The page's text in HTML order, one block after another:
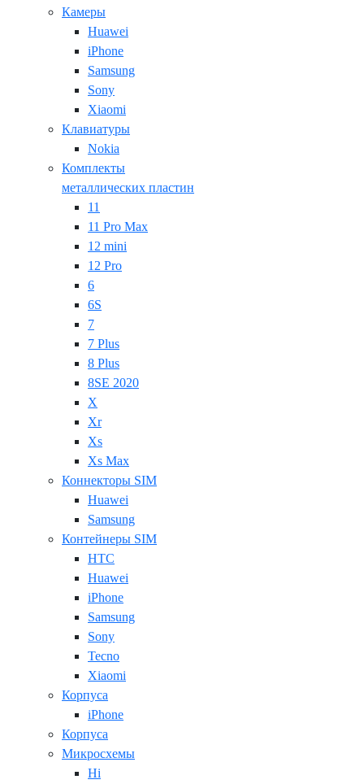
Камеры
Huawei
iPhone
Samsung
Sony
Xiaomi
Клавиатуры
Nokia
Комплекты
металлических пластин
11
11 Pro Max
12 mini
12 Pro
6
6S
7
7 Plus
8 Plus
8SE 2020
X
Xr
Xs
Xs Max
Коннекторы SIM
Huawei
Samsung
Контейнеры SIM
HTC
Huawei
iPhone
Samsung
Sony
Tecno
Xiaomi
Корпуса
iPhone
Корпуса
Микросхемы
Hi